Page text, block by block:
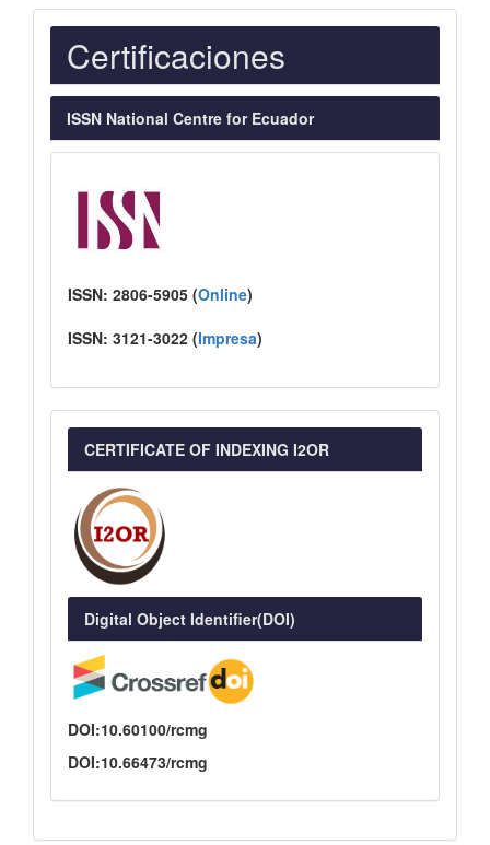
Indexaciones
Certificaciones
ISSN National Centre for Ecuador
ISSN: 2806-5905 (Online)
ISSN: 3121-3022 (Impresa)
CERTIFICATE OF INDEXING I2OR
Digital Object Identifier(DOI)
DOI:10.60100/rcmg
DOI:10.66473/rcmg